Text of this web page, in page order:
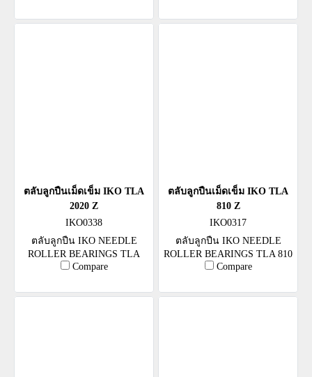
ตลับลูกปืนเม็ดเข็ม IKO TLA
2020 Z
IKO0338
ตลับลูกปืน IKO NEEDLE
ROLLER BEARINGS TLA
2020 Z
Compare
ตลับลูกปืนเม็ดเข็ม IKO TLA
810 Z
IKO0317
ตลับลูกปืน IKO NEEDLE
ROLLER BEARINGS TLA 810
Z
Compare